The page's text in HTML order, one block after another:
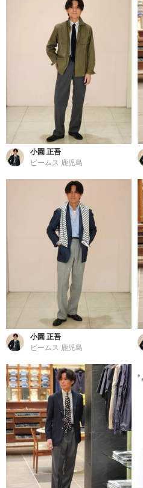
小園 正吾
ビームス 鹿児島
小園 正吾
ビームス 鹿児島